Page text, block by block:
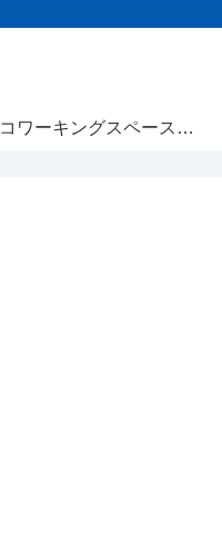
コワーキングスペースと